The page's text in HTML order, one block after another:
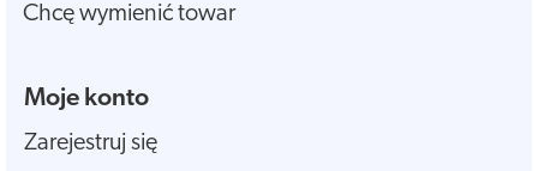
Chcę wymienić towar
Moje konto
Zarejestruj się